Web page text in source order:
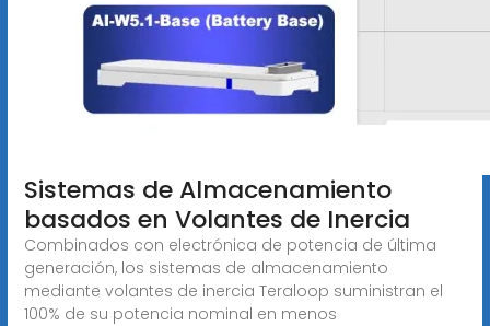
Sistemas de Almacenamiento
basados en Volantes de Inercia
Combinados con electrónica de potencia de última
generación, los sistemas de almacenamiento
mediante volantes de inercia Teraloop suministran el
100% de su potencia nominal en menos